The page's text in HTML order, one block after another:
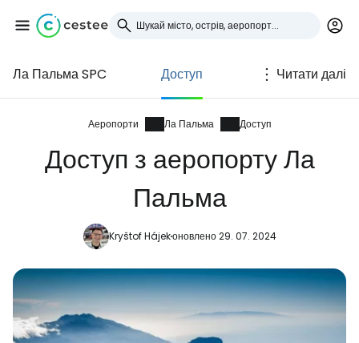
Ла Пальма SPC Доступ Читати далі
Аеропорти Ла Пальма Доступ
Доступ з аеропорту Ла
Пальма
Kryštof Hájekоновлено 29. 07. 2024
Увійдіть до Cestee
... світова туристична спільнота
Продовжуйте з Google
Продовжуйте у Facebook
Продовжити з email